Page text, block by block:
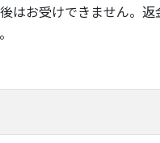
はお受けできません。返